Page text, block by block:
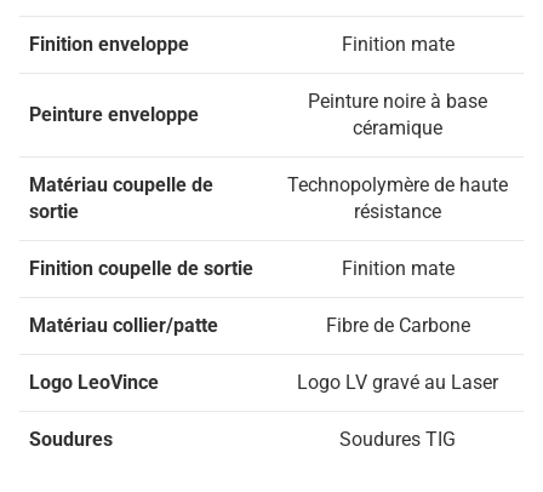
Finition enveloppe Finition mate
Peinture enveloppe
Peinture noire à base
céramique
Matériau coupelle de
sortie
Technopolymère de haute
résistance
Finition coupelle de sortie Finition mate
Matériau collier/patte Fibre de Carbone
Logo LeoVince Logo LV gravé au Laser
Soudures Soudures TIG